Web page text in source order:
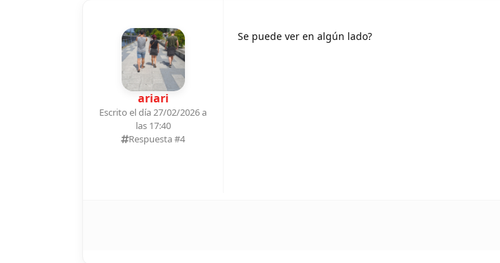
ariari
Escrito el día 27/02/2026 a
las 17:40
Respuesta #4
Se puede ver en algún lado?